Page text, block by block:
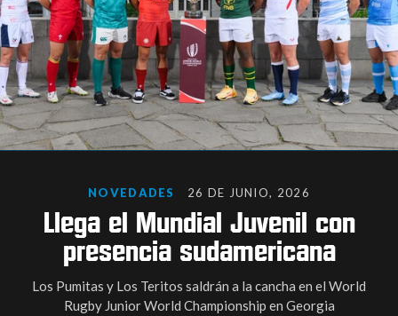
NOVEDADES 26 DE JUNIO, 2026
Llega el Mundial Juvenil con
presencia sudamericana
Los Pumitas y Los Teritos saldrán a la cancha en el World
Rugby Junior World Championship en Georgia